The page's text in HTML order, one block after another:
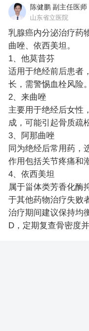
陈健鹏 副主任医师
山东省立医院
乳腺癌内分泌治疗药
曲唑、依西美坦。
1、他莫昔芬
适用于绝经前后患者
长，需警惕血栓风险。
2、来曲唑
主要用于绝经后女性
成，可能引起骨质疏
3、阿那曲唑
同为绝经后常用药，
作用包括关节疼痛和
4、依西美坦
属于甾体类芳香化酶
于其他药物治疗失败
治疗期间建议保持均
D，定期复查骨密度